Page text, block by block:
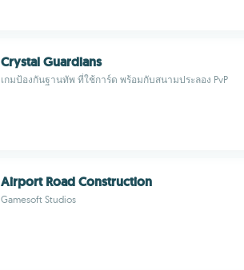
Crystal Guardians
เกมป้องกันฐานทัพ ที่ใช้การ์ด พร้อมกับสนามประลอง PvP
Airport Road Construction
Gamesoft Studios